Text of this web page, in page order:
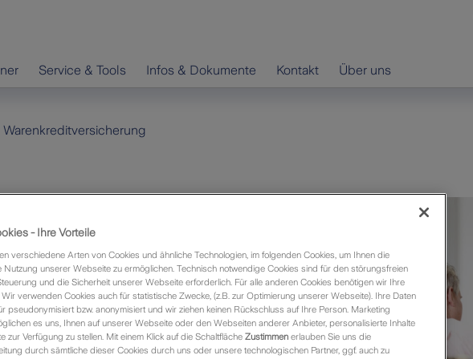
Service & Tools Infos & Dokumente Kontakt Über uns
Warenkreditversicherung
Gegenstand der Warenkreditversicherung ist die
und Dienstleistungen an gewerbliche Kunden
Wir übernehmen den finanziellen Schaden.
und ihrer Bezahlung liegen üblicherweise
- Ihre Vorteile
verschiedene Arten von Cookies und ähnliche Technologien, im folgenden Cookies, um Ihnen die
Nutzung unserer Webseite zu ermöglichen. Technisch notwendige Cookies sind für den störungsfreien
und die Sicherheit unserer Webseite erforderlich. Für alle anderen Cookies benötigen wir Ihre
verwenden Cookies auch für statistische Zwecke, (z.B. zur Optimierung unserer Webseite). Ihre Daten
pseudonymisiert bzw. anonymisiert und wir ziehen keinen Rückschluss auf Ihre Person. Marketing
es uns, Ihnen auf unserer Webseite oder den Webseiten anderer Anbieter, personalisierte Inhalte
zur Verfügung zu stellen. Mit einem Klick auf die Schaltfläche Zustimmen erlauben Sie uns die
durch sämtliche dieser Cookies durch uns oder unsere technologischen Partner, ggf. auch zu